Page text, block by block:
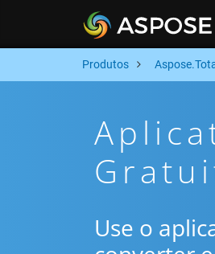
Produtos
Use o